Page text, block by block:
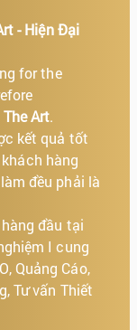
- Hiện Đại
for the
Art.
kết quả tốt
hàng
đều phải là
đầu tại
I cung
Quảng Cáo,
Tư vấn Thiết